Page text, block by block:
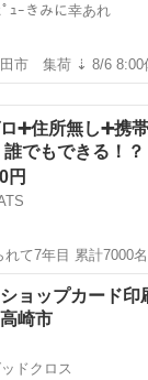
ｭｰきみに幸あれ
市 集荷 ⇣ 8/6 8:00
➕住所無し➕携
誰でもできる！
円
れて7年目 累計7000
...
ライン
ショップカード
崎市
ドクロス